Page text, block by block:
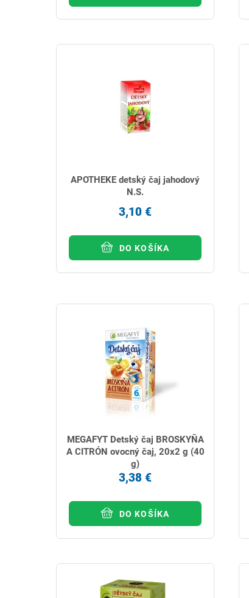
APOTHEKE detský čaj jahodový
N.S.
3,10 €
DO KOŠÍKA
MEGAFYT Detský čaj BROSKYŇA
A CITRÓN ovocný čaj, 20x2 g (40
g)
3,38 €
DO KOŠÍKA